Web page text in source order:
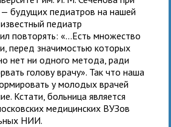
будущих педиатров на нашей
педиатр
повторять: «...Есть множество
перед значимостью которых
нет ни одного метода, ради
голову врачу». Так что наша
у молодых врачей
Кстати, больница является
медицинских ВУЗов
НИИ.